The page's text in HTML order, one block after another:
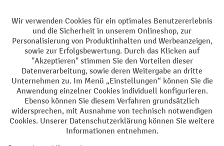
3.020,00 €
Leasing ab63,13 € / Monat
Zum Produkt
Produkt vergleichen
1 von 5 weiter